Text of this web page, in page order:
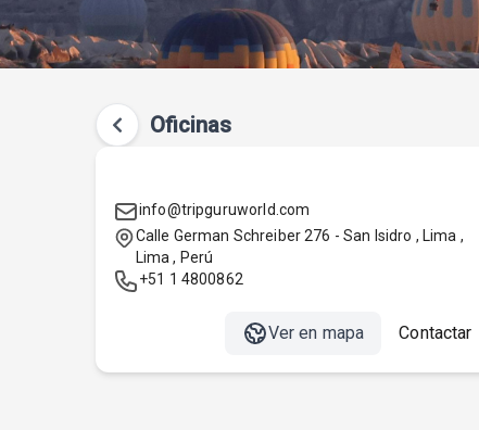
Oficinas
info@tripguruworld.com
Calle German Schreiber 276 - San Isidro , Lima ,
Lima , Perú
+51 1 4800862
Ver en mapa Contactar